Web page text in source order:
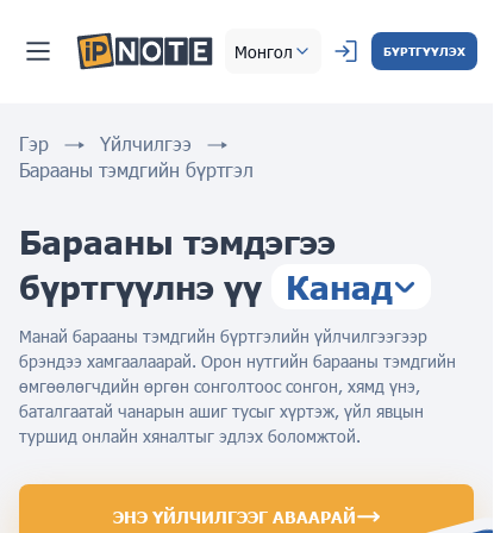
Монгол БҮРТГҮҮЛЭХ
Гэр
Үйлчилгээ
Барааны тэмдгийн бүртгэл
Барааны тэмдэгээ
бүртгүүлнэ үү
Канад
Манай барааны тэмдгийн бүртгэлийн үйлчилгээгээр
брэндээ хамгаалаарай. Орон нутгийн барааны тэмдгийн
өмгөөлөгчдийн өргөн сонголтоос сонгон, хямд үнэ,
баталгаатай чанарын ашиг тусыг хүртэж, үйл явцын
туршид онлайн хяналтыг эдлэх боломжтой.
ЭНЭ ҮЙЛЧИЛГЭЭГ АВААРАЙ